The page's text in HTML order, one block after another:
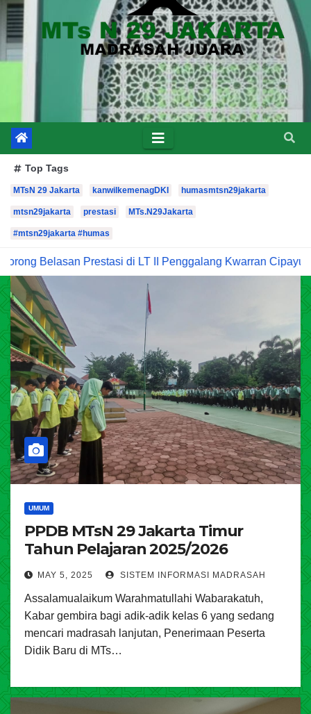
Top Tags
MTsN 29 Jakarta kanwilkemenagDKI humasmtsn29jakarta
mtsn29jakarta prestasi MTs.N29Jakarta
#mtsn29jakarta #humas
di LT II Penggalang Kwarran Cipayung
UMUM
PPDB MTsN 29 Jakarta Timur
Tahun Pelajaran 2025/2026
MAY 5, 2025 SISTEM INFORMASI MADRASAH
Assalamualaikum Warahmatullahi Wabarakatuh,
Kabar gembira bagi adik-adik kelas 6 yang sedang
mencari madrasah lanjutan, Penerimaan Peserta
Didik Baru di MTs…